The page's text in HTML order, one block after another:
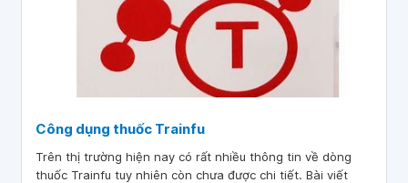
Công dụng thuốc Trainfu
Trên thị trường hiện nay có rất nhiều thông tin về dòng
thuốc Trainfu tuy nhiên còn chưa được chi tiết. Bài viết